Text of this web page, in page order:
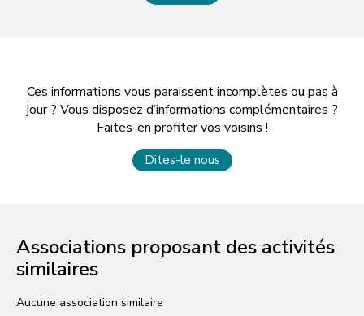
Ces informations vous paraissent incomplètes ou pas à
jour ? Vous disposez d’informations complémentaires ?
Faites-en profiter vos voisins !
Dites-le nous
Associations proposant des activités
similaires
Aucune association similaire